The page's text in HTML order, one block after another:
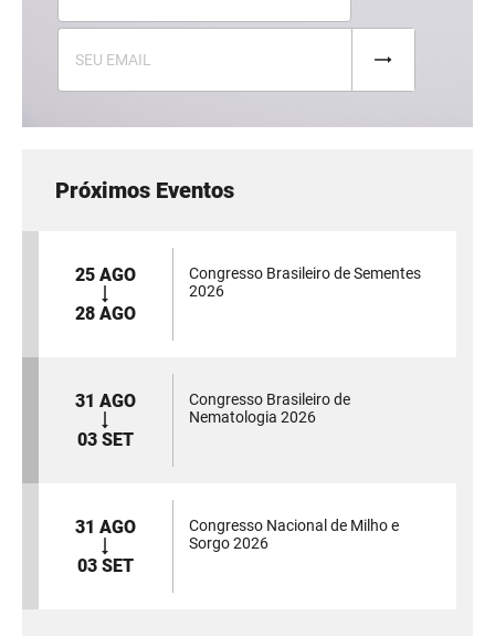
Próximos Eventos
25 AGO
28 AGO
Congresso Brasileiro de Sementes
2026
31 AGO
03 SET
Congresso Brasileiro de
Nematologia 2026
31 AGO
03 SET
Congresso Nacional de Milho e
Sorgo 2026